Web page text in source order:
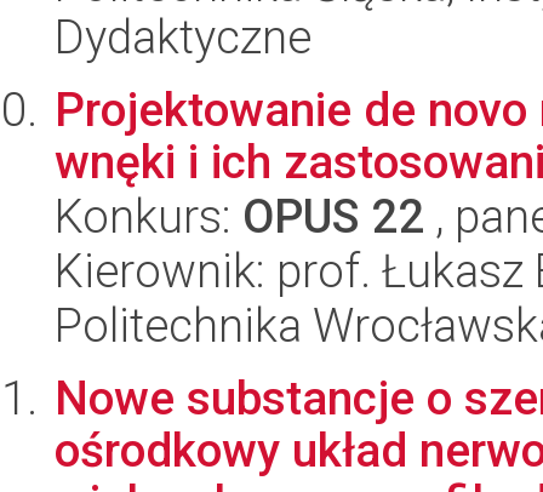
Dydaktyczne
Projektowanie de
wnęki i ich
Konkurs: OPUS 22 ,
Kierownik: prof. Łukasz
Politechnika
Nowe substancje o
ośrodkowy układ